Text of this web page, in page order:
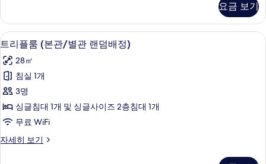
덤
배
정)
사
진
모
두
보
기
관/
별
관
덤
배
정)
자
세
히
보
기
요금 보기
트
리
플
룸
(본
관/
관
트리플룸 (본관/별관 랜덤배정) | 객실
7
트리플룸 (본관/별관 랜덤배정)
28㎡
침실 1개
3명
싱글침대 1개 및 싱글사이즈 2층침대 1개
무료 WiFi
자세히 보기
트